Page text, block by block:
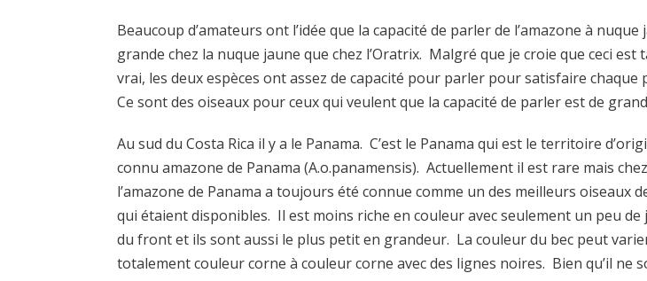
Beaucoup d’amateurs ont l’idée que la capacité de parler de l’amazone à
grande chez la nuque jaune que chez l’Oratrix. Malgré que je croie que ceci est
vrai, les deux espèces ont assez de capacité pour parler pour satisfaire chaque
Ce sont des oiseaux pour ceux qui veulent que la capacité de parler est de
Au sud du Costa Rica il y a le Panama. C’est le Panama qui est le territoire
connu amazone de Panama (A.o.panamensis). Actuellement il est rare mais
l’amazone de Panama a toujours été connue comme un des meilleurs oiseaux
qui étaient disponibles. Il est moins riche en couleur avec seulement un peu de
du front et ils sont aussi le plus petit en grandeur. La couleur du bec peut
totalement couleur corne à couleur corne avec des lignes noires. Bien qu’il ne